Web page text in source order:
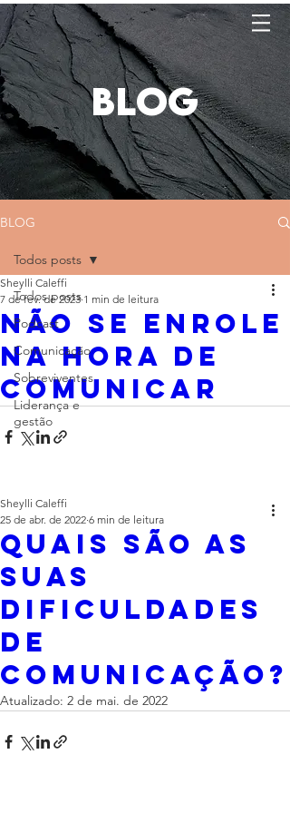
BLOG
BLOG
Todos posts
Podcast
Comunicação
Sobreviventes
Liderança e
gestão
Todos posts
Não se enrole
na hora de
comunicar
Sheylli Caleffi
7 de fev. de 2023 1 min de leitura
quais são as
suas
dificuldades
de
comunicação?
Sheylli Caleffi
25 de abr. de 2022 6 min de leitura
Atualizado: 2 de mai. de 2022